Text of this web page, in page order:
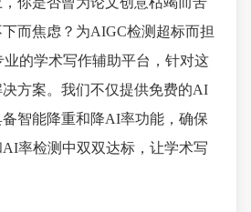
而焦虑？为AIGC检测超标而担
业的学术写作辅助平台，针对这
方案。我们不仅提供免费的AI
智能降重和降AI率功能，确保
率检测中双双达标，让学术写